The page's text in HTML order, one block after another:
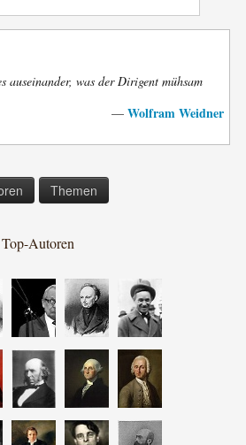
auseinander, was der Dirigent mühsam
— Wolfram Weidner
Themen
Top-Autoren